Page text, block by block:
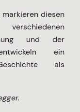
diesen
und der
ein
als